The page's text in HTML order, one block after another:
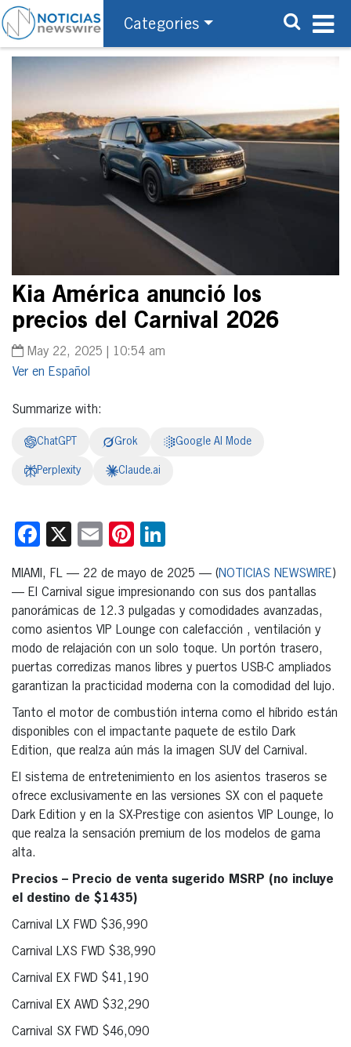
Categories
Kia América anunció los
precios del Carnival 2026
May 22, 2025 | 10:54 am
Español
Summarize with:
ChatGPT Grok Google AI Mode
Perplexity Claude.ai
Facebook
X EmailPinterest
MIAMI, FL — 22 de mayo de 2025 — (NOTICIAS NEWSWIRE)
— El Carnival sigue impresionando con sus dos pantallas
panorámicas de 12.3 pulgadas y comodidades avanzadas,
como asientos VIP Lounge con calefacción , ventilación y
modo de relajación con un solo toque. Un portón trasero,
puertas corredizas manos libres y puertos USB-C ampliados
garantizan la practicidad moderna con la comodidad del lujo.
Tanto el motor de combustión interna como el híbrido están
disponibles con el impactante paquete de estilo Dark
Edition, que realza aún más la imagen SUV del Carnival.
El sistema de entretenimiento en los asientos traseros se
ofrece exclusivamente en las versiones SX con el paquete
Dark Edition y en la SX-Prestige con asientos VIP Lounge, lo
que realza la sensación premium de los modelos de gama
alta.
Precios – Precio de venta sugerido MSRP (no incluye
el destino de $1435)
Carnival LX FWD $36,990
Carnival LXS FWD $38,990
Carnival EX FWD $41,190
Carnival EX AWD $32,290
Carnival SX FWD $46,090